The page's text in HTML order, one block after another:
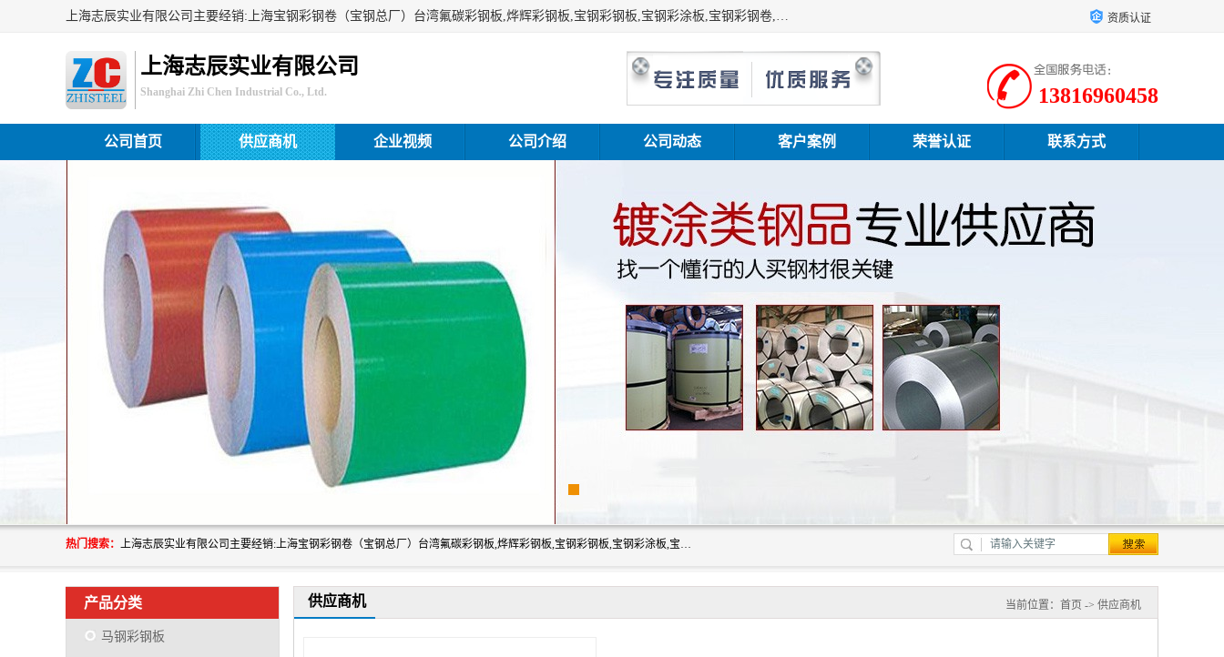
上海志辰实业有限公司主要经销:上海宝钢彩钢卷（宝钢总厂）台湾氟碳彩钢板,烨辉彩钢板,宝钢彩钢板,宝钢彩涂板,宝钢彩钢卷,马钢彩钢板,马钢彩钢卷,镀铝锌钢板,PVDF彩钢板,台湾烨辉彩钢板,高耐候彩钢板,硅改性彩钢板,规格齐全。 资质认证
上海志辰实业有限公司
Shanghai Zhi Chen Industrial Co., Ltd. 13816960458
公司首页 供应商机 企业视频 公司介绍 公司动态 客户案例 荣誉认证 联系方式
热门搜索： 上海志辰实业有限公司主要经销:上海宝钢彩钢卷（宝钢总厂）台湾氟碳彩钢板,烨辉彩钢板,宝钢彩钢板,宝钢彩涂板,宝钢彩钢卷,马钢彩钢板,马钢彩钢卷,镀铝锌钢板,PVDF彩钢板,台湾烨辉彩钢板,高耐候彩钢板,硅改性彩钢板,规格齐全。
产品分类
马钢彩钢板
供应商机 当前位置： 首页 -> 供应商机